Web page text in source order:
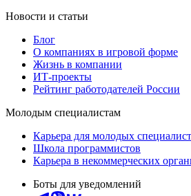
Новости и статьи
Блог
О компаниях в игровой форме
Жизнь в компании
ИТ-проекты
Рейтинг работодателей России
Молодым специалистам
Карьера для молодых
Школа программистов
Карьера в некоммерческих
Боты для уведомлений